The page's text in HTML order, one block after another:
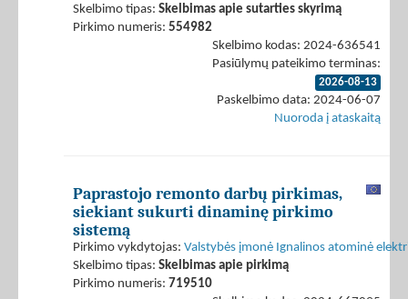
Skelbimo tipas: Skelbimas apie sutarties skyrimą
Pirkimo numeris: 554982
Skelbimo kodas: 2024-636541
Pasiūlymų pateikimo terminas:
2026-08-13
Paskelbimo data: 2024-06-07
Nuoroda į ataskaitą
Paprastojo remonto darbų pirkimas,
siekiant sukurti dinaminę pirkimo
sistemą
Pirkimo vykdytojas: Valstybės įmonė Ignalinos atominė
Skelbimo tipas: Skelbimas apie pirkimą
Pirkimo numeris: 719510